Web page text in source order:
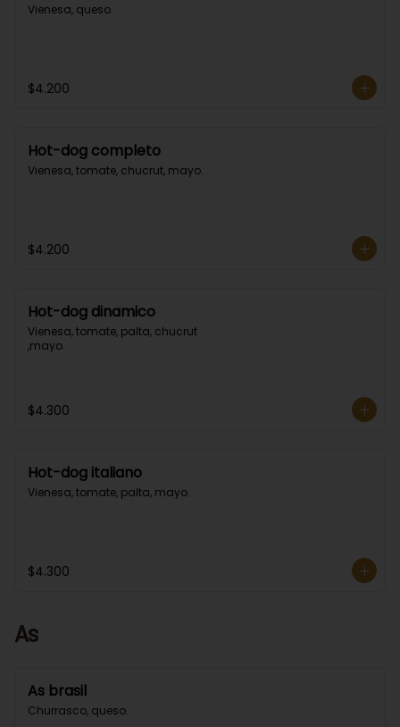
Vienesa, queso.
$4.200
Hot-dog completo
Vienesa, tomate, chucrut, mayo.
$4.200
Hot-dog dinamico
Vienesa, tomate, palta, chucrut
,mayo.
$4.300
Hot-dog italiano
Vienesa, tomate, palta, mayo.
$4.300
As
As brasil
Churrasco, queso.